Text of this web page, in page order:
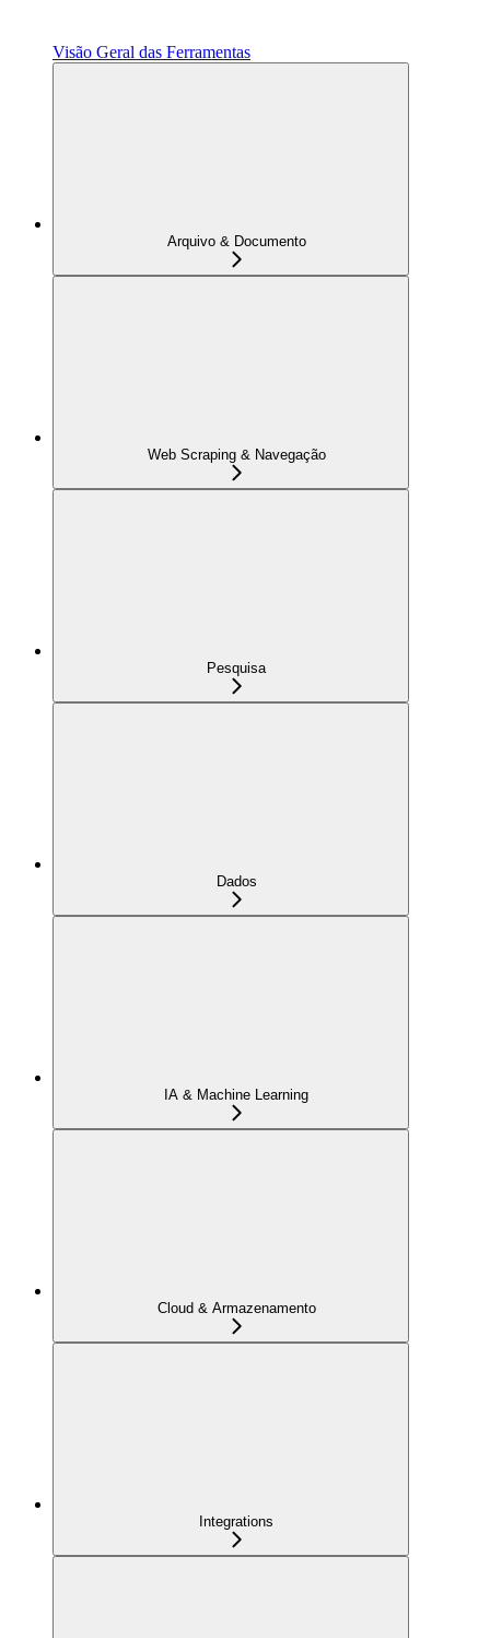
Visão Geral das Ferramentas
Arquivo & Documento
Web Scraping & Navegação
Pesquisa
Dados
IA & Machine Learning
Cloud & Armazenamento
Integrations